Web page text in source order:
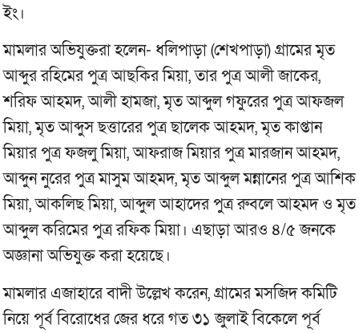
ইং।
মামলার অভিযুক্তরা হলেন- ধলিপাড়া (শেখপাড়া) গ্রামের মৃত
আব্দুর রহিমের পুত্র আছকির মিয়া, তার পুত্র আলী জাকের,
শরিফ আহমদ, আলী হামজা, মৃত আব্দুল গফুরের পুত্র আফজল
মিয়া, মৃত আব্দুস ছত্তারের পুত্র ছালেক আহমদ, মৃত কাপ্তান
মিয়ার পুত্র ফজলু মিয়া, আফরাজ মিয়ার পুত্র মারজান আহমদ,
আব্দুন নুরের পুত্র মাসুম আহমদ, মৃত আব্দুল মন্নানের পুত্র আশিক
মিয়া, আকলিছ মিয়া, আব্দুল আহাদের পুত্র রুবলে আহমদ ও মৃত
আব্দুল করিমের পুত্র রফিক মিয়া। এছাড়া আরও ৪/৫ জনকে
অজ্ঞানা অভিযুক্ত করা হয়েছে।
মামলার এজাহারে বাদী উল্লেখ করেন, গ্রামের মসজিদ কমিটি
নিয়ে পূর্ব বিরোধের জের ধরে গত ৩১ জুলাই বিকেলে পূর্ব